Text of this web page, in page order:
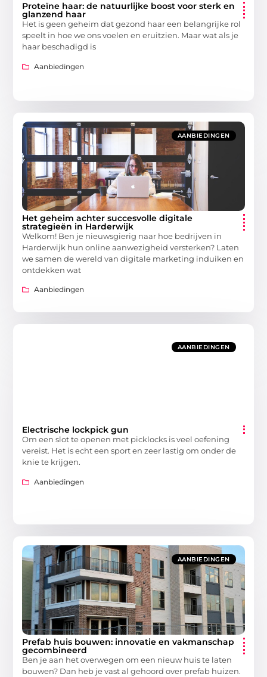
Proteïne haar: de natuurlijke boost voor sterk en
glanzend haar
Het is geen geheim dat gezond haar een belangrijke rol
speelt in hoe we ons voelen en eruitzien. Maar wat als je
haar beschadigd is
Aanbiedingen
AANBIEDINGEN
Het geheim achter succesvolle digitale
strategieën in Harderwijk
Welkom! Ben je nieuwsgierig naar hoe bedrijven in
Harderwijk hun online aanwezigheid versterken? Laten
we samen de wereld van digitale marketing induiken en
ontdekken wat
Aanbiedingen
AANBIEDINGEN
Electrische lockpick gun
Om een slot te openen met picklocks is veel oefening
vereist. Het is echt een sport en zeer lastig om onder de
knie te krijgen.
Aanbiedingen
AANBIEDINGEN
Prefab huis bouwen: innovatie en vakmanschap
gecombineerd
Ben je aan het overwegen om een nieuw huis te laten
bouwen? Dan heb je vast al gehoord over prefab huizen.